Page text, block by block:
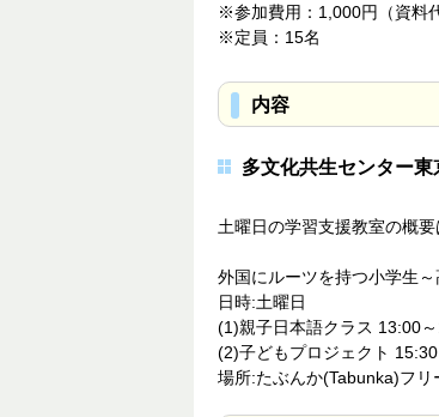
※参加費用：1,000円（資料代
※定員：15名
内容
多文化共生センター東
土曜日の学習支援教室の概要
外国にルーツを持つ小学生
日時:土曜日
(1)親子日本語クラス 13:00
(2)子どもプロジェクト
場所:たぶんか(Tabunka)フリ